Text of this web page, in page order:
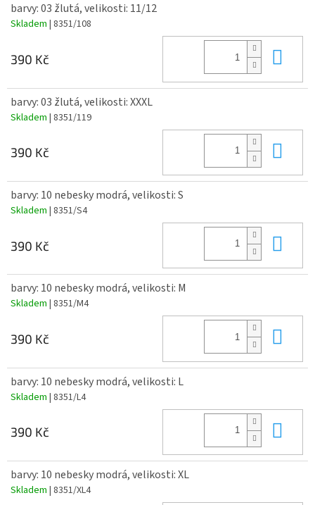
barvy: 03 žlutá, velikosti: 11/12
Skladem | 8351/108
390 Kč
barvy: 03 žlutá, velikosti: XXXL
Skladem | 8351/119
390 Kč
barvy: 10 nebesky modrá, velikosti: S
Skladem | 8351/S4
390 Kč
barvy: 10 nebesky modrá, velikosti: M
Skladem | 8351/M4
390 Kč
barvy: 10 nebesky modrá, velikosti: L
Skladem | 8351/L4
390 Kč
barvy: 10 nebesky modrá, velikosti: XL
Skladem | 8351/XL4